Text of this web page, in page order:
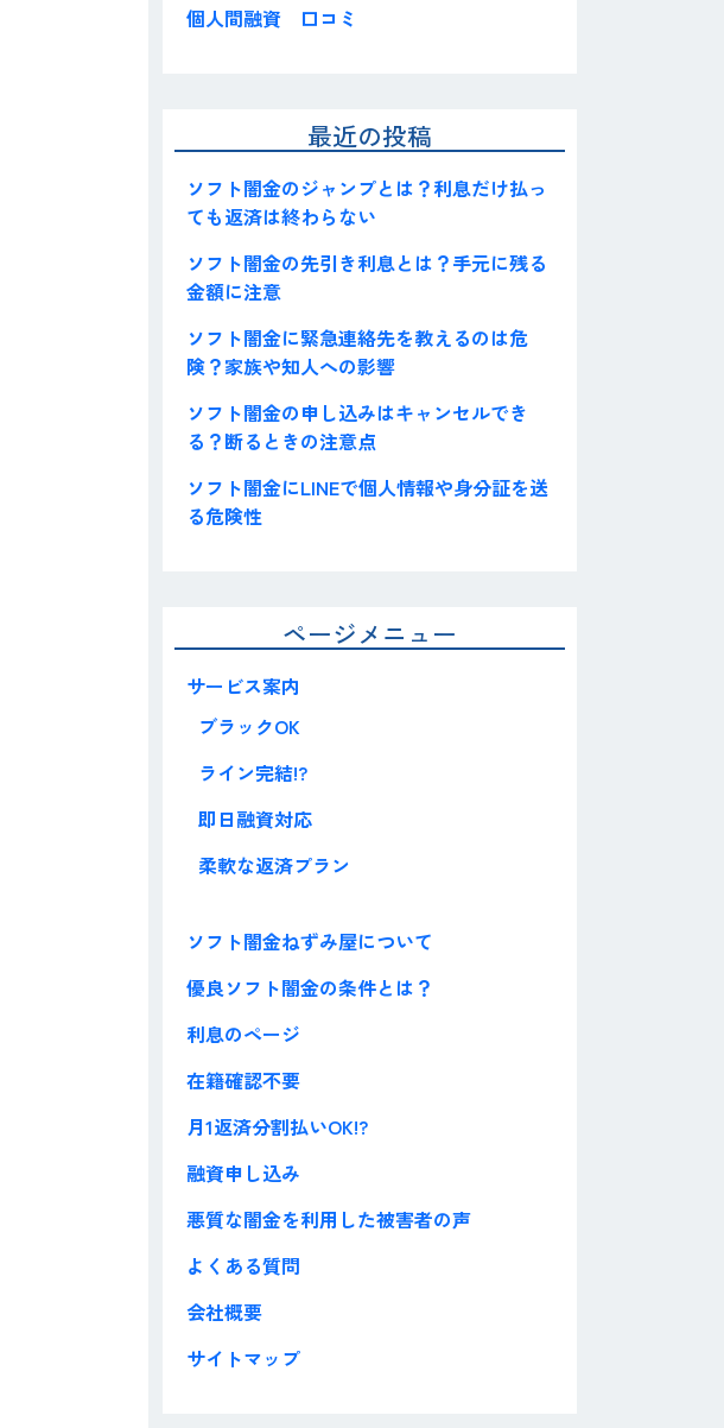
個人間融資 口コミ
最近の投稿
ソフト闇金のジャンプとは？利息だけ払っ
ても返済は終わらない
ソフト闇金の先引き利息とは？手元に残る
金額に注意
ソフト闇金に緊急連絡先を教えるのは危
険？家族や知人への影響
ソフト闇金の申し込みはキャンセルでき
る？断るときの注意点
ソフト闇金にLINEで個人情報や身分証を送
る危険性
ページメニュー
サービス案内
ブラックOK
ライン完結!?
即日融資対応
柔軟な返済プラン
ソフト闇金ねずみ屋について
優良ソフト闇金の条件とは？
利息のページ
在籍確認不要
月1返済分割払いOK!?
融資申し込み
悪質な闇金を利用した被害者の声
よくある質問
会社概要
サイトマップ